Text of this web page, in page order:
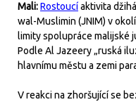
Mali:Rostoucíaktivita
wal-Muslimin (JNIM) v
limity spolupráce malijské
Podle Al Jazeery „ruská
hlavnímu městu a zemi
V reakci na zhoršující se